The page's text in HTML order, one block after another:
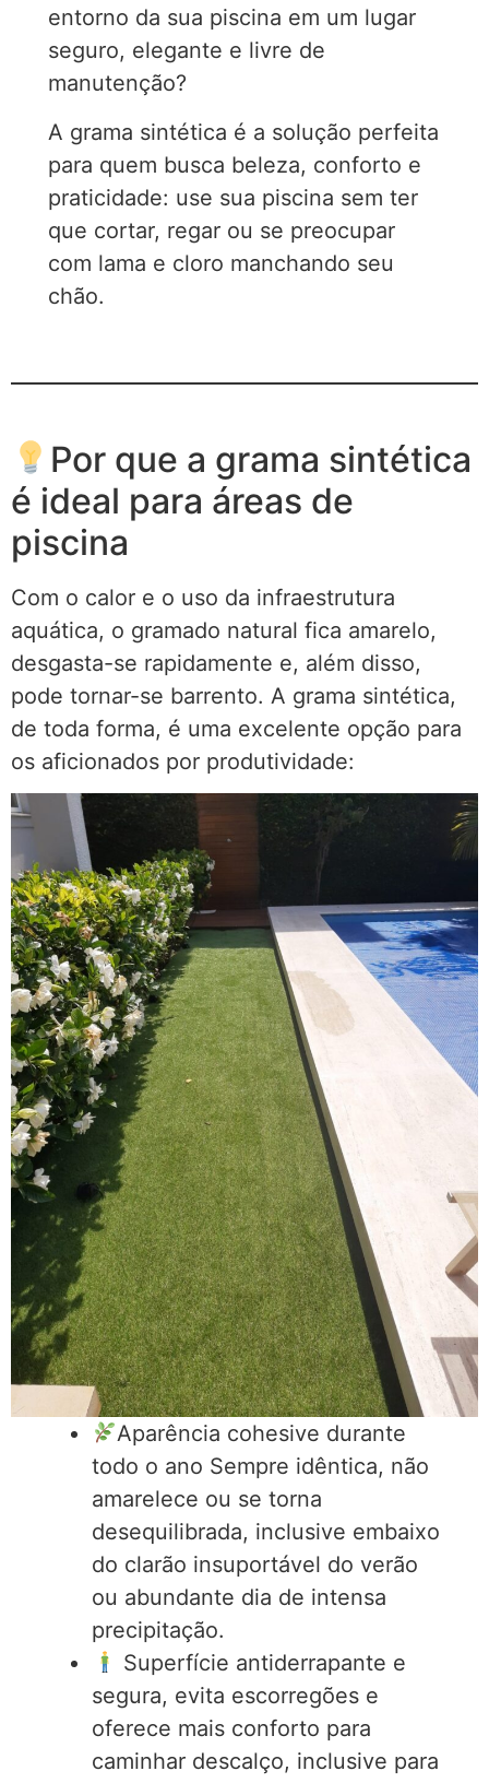
entorno da sua piscina em um lugar
seguro, elegante e livre de
manutenção?
A grama sintética é a solução perfeita
para quem busca beleza, conforto e
praticidade: use sua piscina sem ter
que cortar, regar ou se preocupar
com lama e cloro manchando seu
chão.
Por que a grama sintética
é ideal para áreas de
piscina
Com o calor e o uso da infraestrutura
aquática, o gramado natural fica amarelo,
desgasta-se rapidamente e, além disso,
pode tornar-se barrento. A grama sintética,
de toda forma, é uma excelente opção para
os aficionados por produtividade:
Aparência cohesive durante
todo o ano Sempre idêntica, não
amarelece ou se torna
desequilibrada, inclusive embaixo
do clarão insuportável do verão
ou abundante dia de intensa
precipitação.
Superfície antiderrapante e
segura, evita escorregões e
oferece mais conforto para
caminhar descalço, inclusive para